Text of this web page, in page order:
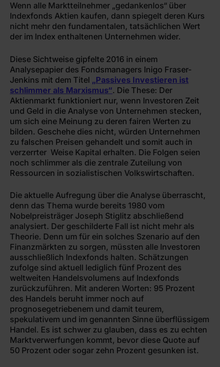
Wenn alle Marktteilnehmer „gedankenlos“ über
Indexfonds Aktien kaufen, dann spiegelt deren Kurs
nicht mehr den fundamentalen, tatsächlichen Wert
der im Index enthaltenen Unternehmen wider.
Diese Sichtweise gipfelte 2016 in einem
Analysepapier des Fondsmanagers Inigo Fraser-
Jenkins mit dem Titel „Passives Investieren ist
schlimmer als Marxismus“. Die These: Der
Aktienmarkt funktioniert nur, wenn Investoren Zeit
und Geld in die Analyse von Unternehmen stecken,
um sich eine Meinung zu deren fairen Werten zu
bilden. Geschehe dies nicht, würden Unternehmen
zu falschen Preisen gehandelt und somit auch in
verzerrter Weise Kapital erhalten. Die Folgen seien
noch schlimmer als die zentrale Zuteilung von
Ressourcen in sozialistischen Volkswirtschaften.
Die aktuelle Aufregung über die Analyse überrascht,
denn das Thema wurde bereits 1980 vom
Nobelpreisträger Joseph Stiglitz abschließend
analysiert. Der geschilderte Fall ist nicht mehr als
Theorie. Denn um für ein solches Szenario auf den
Finanzmärkten zu sorgen, müssten alle Investoren
ausschließlich Indexfonds halten. Schätzungen
zufolge sind aktuell lediglich fünf Prozent des
weltweiten Handelsvolumens auf Indexfonds
zurückzuführen. Mit anderen Worten: 95 Prozent
des Handels beruht immer noch auf
prognosegetriebenem und damit teurem,
spekulativem und im genannten Sinne überflüssigem
Handel. Es ist schwer zu glauben, dass es zu echten
Marktverwerfungen kommt, bevor diese Quote auf
50 Prozent oder sogar zehn Prozent gesunken ist.